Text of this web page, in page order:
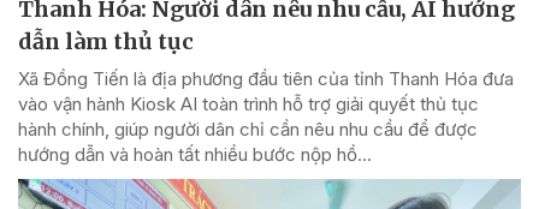
Thanh Hóa: Người dân nêu nhu cầu, AI hướng
dẫn làm thủ tục
Xã Đồng Tiến là địa phương đầu tiên của tỉnh Thanh Hóa đưa
vào vận hành Kiosk AI toàn trình hỗ trợ giải quyết thủ tục
hành chính, giúp người dân chỉ cần nêu nhu cầu để được
hướng dẫn và hoàn tất nhiều bước nộp hồ...